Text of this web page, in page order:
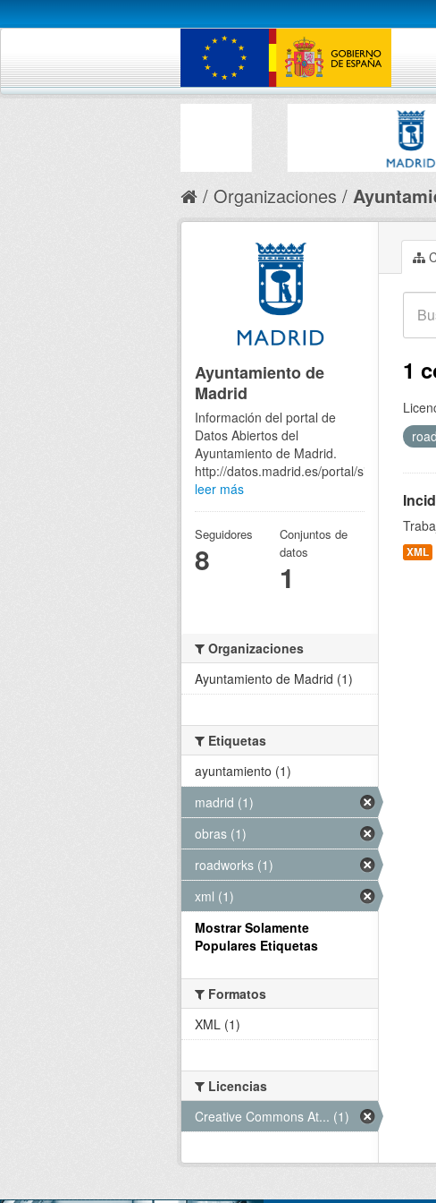
Organizaciones
1
XML
Ayuntamiento de
Madrid
Información del portal de
Datos Abiertos del
Ayuntamiento de Madrid.
http://datos.madrid.es/portal/site/egob
leer más
Seguidores
8
Conjuntos de
datos
1
Organizaciones
Ayuntamiento de Madrid (1)
Etiquetas
ayuntamiento (1)
madrid (1)
obras (1)
roadworks (1)
xml (1)
Mostrar Solamente
Populares Etiquetas
Formatos
XML (1)
Licencias
Creative Commons At... (1)